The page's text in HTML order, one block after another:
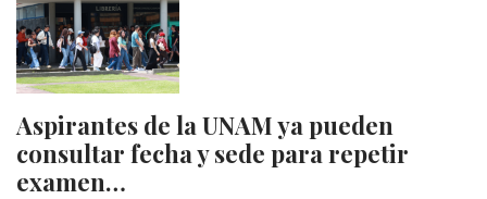
Aspirantes de la UNAM ya pueden
consultar fecha y sede para repetir
examen…